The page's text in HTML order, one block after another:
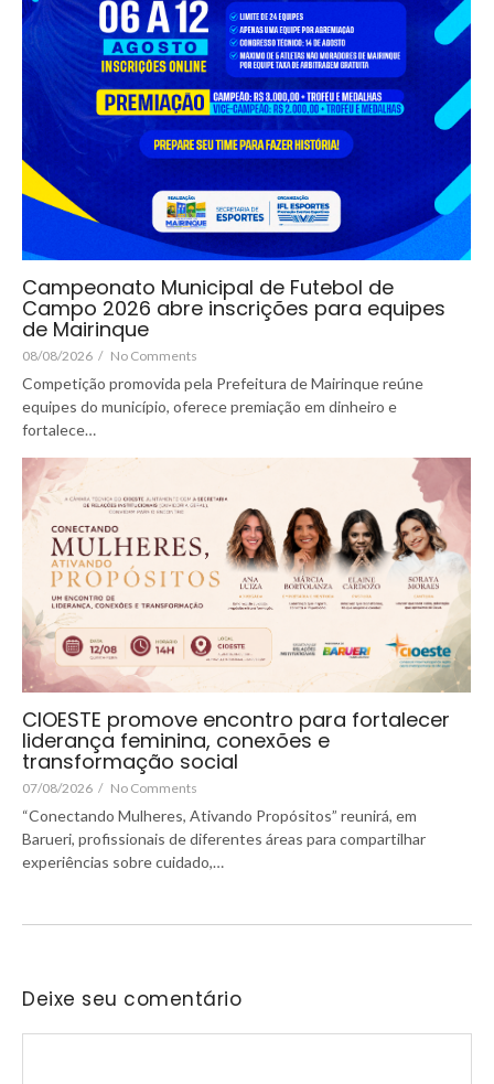
Campeonato Municipal de Futebol de
Campo 2026 abre inscrições para equipes
de Mairinque
08/08/2026 / No Comments
Competição promovida pela Prefeitura de Mairinque reúne
equipes do município, oferece premiação em dinheiro e
fortalece…
CIOESTE promove encontro para fortalecer
liderança feminina, conexões e
transformação social
07/08/2026 / No Comments
“Conectando Mulheres, Ativando Propósitos” reunirá, em
Barueri, profissionais de diferentes áreas para compartilhar
experiências sobre cuidado,…
Deixe seu comentário